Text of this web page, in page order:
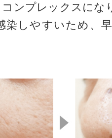
ンプレックスにな
染しやすいため、